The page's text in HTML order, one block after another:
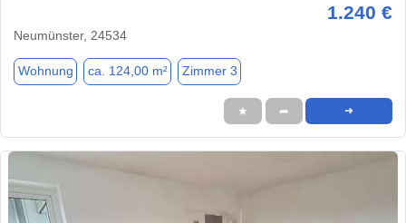
1.240 €
Neumünster, 24534
Wohnung ca. 124,00 m² Zimmer 3
★ ➦ ➜